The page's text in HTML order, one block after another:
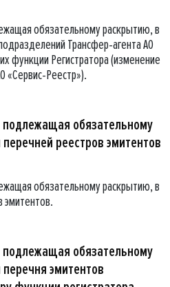
обязательному раскрытию, в
Трансфер-агента АО
функции Регистратора (изменение
«Сервис-Реестр»).
обязательному
реестров эмитентов
обязательному раскрытию, в
эмитентов.
обязательному
эмитентов